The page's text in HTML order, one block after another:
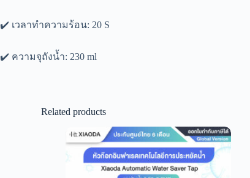
✔️ เวลาทำความร้อน: 20 S
✔️ ความจุถังน้ำ: 230 ml
Related products